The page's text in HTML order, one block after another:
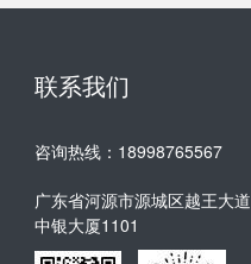
联系我们
咨询热线：18998765567
广东省河源市源城区越王大道
中银大厦1101